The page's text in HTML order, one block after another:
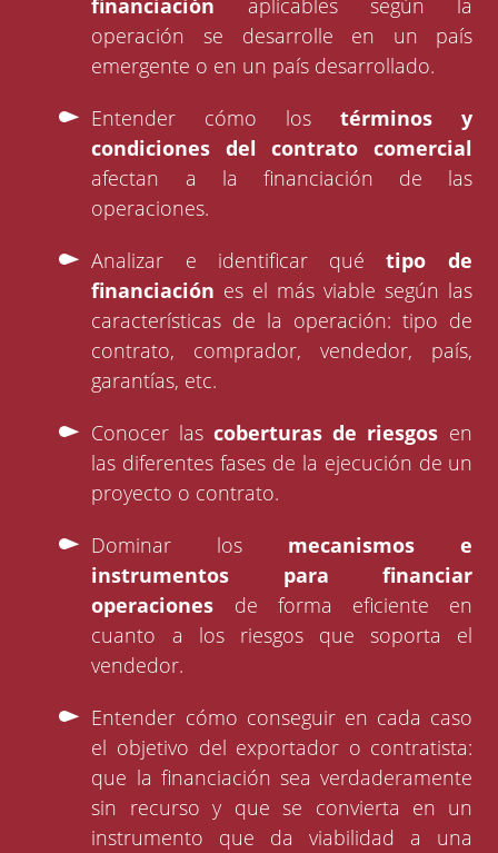
financiación aplicables según la
operación se desarrolle en un país
emergente o en un país desarrollado.
Entender cómo lostérminos y
condiciones del contrato
comercial
afectan a la financiación de las
operaciones.
Analizar e identificar quétipo de
financiación es el más viable según las
características de la operación: tipo de
contrato, comprador, vendedor, país,
garantías, etc.
Conocer lascoberturas de riesgos en
las diferentes fases de la ejecución de un
proyecto o contrato.
Dominar los mecanismos e
instrumentos para financiar
operaciones de forma eficiente en
cuanto a los riesgos que soporta el
vendedor.
Entender cómo conseguir en cada caso
el objetivo del exportador o contratista:
que la financiación sea verdaderamente
sin recurso y que se convierta en un
instrumento que da viabilidad a una